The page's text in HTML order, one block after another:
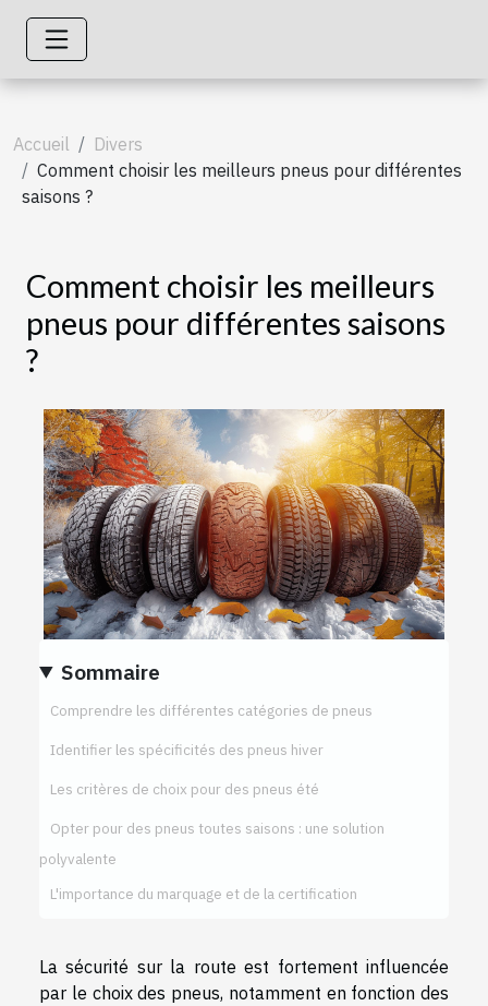
Accueil
Divers
Comment choisir les meilleurs pneus pour différentes
saisons ?
Comment choisir les meilleurs
pneus pour différentes saisons
?
Sommaire
Comprendre les différentes catégories de pneus
Identifier les spécificités des pneus hiver
Les critères de choix pour des pneus été
Opter pour des pneus toutes saisons : une solution
polyvalente
L'importance du marquage et de la certification
La sécurité sur la route est fortement influencée
par le choix des pneus, notamment en fonction des